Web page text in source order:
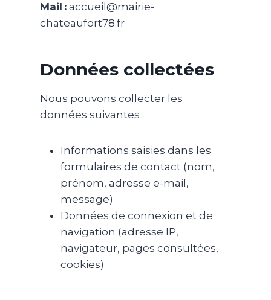
Mail : accueil@mairie-
chateaufort78.fr
Données collectées
Nous pouvons collecter les
données suivantes :
Informations saisies dans les
formulaires de contact (nom,
prénom, adresse e-mail,
message)
Données de connexion et de
navigation (adresse IP,
navigateur, pages consultées,
cookies)